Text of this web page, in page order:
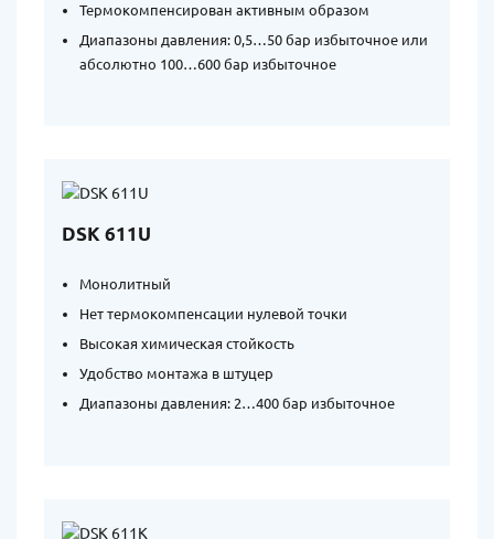
Термокомпенсирован активным образом
Диапазоны давления: 0,5…50 бар избыточное или
абсолютно 100…600 бар избыточное
DSK 611U
Монолитный
Нет термокомпенсации нулевой точки
Высокая химическая стойкость
Удобство монтажа в штуцер
Диапазоны давления: 2…400 бар избыточное